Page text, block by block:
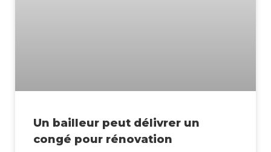
Un bailleur peut délivrer un
congé pour rénovation